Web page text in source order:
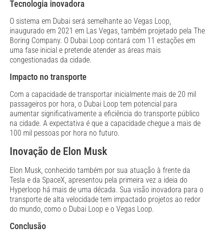
Tecnologia inovadora
O sistema em Dubai será semelhante ao Vegas Loop,
inaugurado em 2021 em Las Vegas, também projetado pela The
Boring Company. O Dubai Loop contará com 11 estações em
uma fase inicial e pretende atender as áreas mais
congestionadas da cidade.
Impacto no transporte
Com a capacidade de transportar inicialmente mais de 20 mil
passageiros por hora, o Dubai Loop tem potencial para
aumentar significativamente a eficiência do transporte público
na cidade. A expectativa é que a capacidade chegue a mais de
100 mil pessoas por hora no futuro.
Inovação de Elon Musk
Elon Musk, conhecido também por sua atuação à frente da
Tesla e da SpaceX, apresentou pela primeira vez a ideia do
Hyperloop há mais de uma década. Sua visão inovadora para o
transporte de alta velocidade tem impactado projetos ao redor
do mundo, como o Dubai Loop e o Vegas Loop.
Conclusão